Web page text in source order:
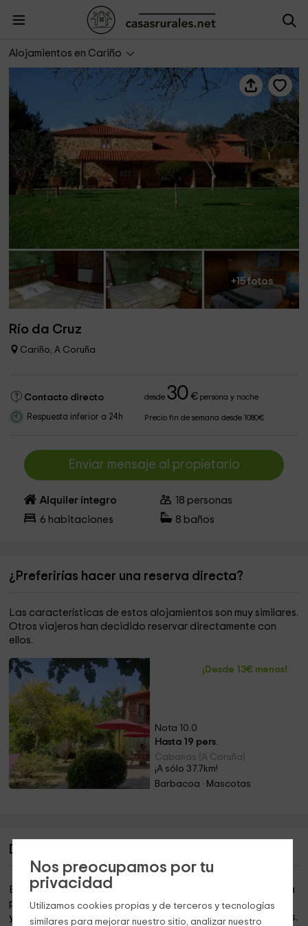
Nos preocupamos por tu
privacidad
Utilizamos cookies propias y de terceros y tecnologías
similares para mejorar nuestro sitio, analizar nuestro
Alojamientos en Cariño
+15 fotos
Río da Cruz
Cariño, A Coruña
Contacto directo desde30 €persona y noche
Respuesta inferior a 24h Precio fin de semana desde 1080€
Enviar mensaje al propietario
Alquiler íntegro 18 personas
6 habitaciones 8 baños
¿Preferirías hacer una reserva directa?
Las características de estos alojamientos son muy similares.
Otros viajeros han decidido reservar directamente con
ellos.
¡Desde 13€ menos!
Nota 10.0
Hasta 19 pers.
Cabanas (A Coruña)
¡A sólo 37.7km!
Barbacoa · Mascotas
Descripción de Río da Cruz
Esta casa rural se encuentra en la localidad de
, una
preciosa poblacióncoruñesadonde evadirse de la rutina
y reencontrarse con la naturaleza y nuestros seres queridos.